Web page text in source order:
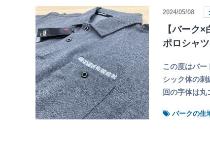
2024/05/08
【バーク
ポロシャ
この度はバ
シック体の刺
回の字体は
バークの生